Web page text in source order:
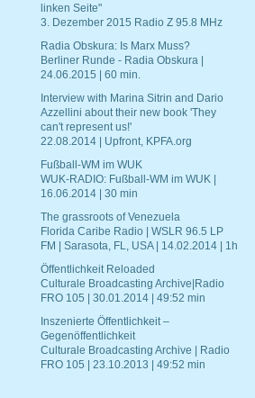
linken Seite"
3. Dezember 2015 Radio Z 95.8 MHz
Radia Obskura: Is Marx Muss?
Berliner Runde - Radia Obskura |
24.06.2015 | 60 min.
Interview with Marina Sitrin and Dario
Azzellini about their new book 'They
can't represent us!'
22.08.2014 | Upfront, KPFA.org
Fußball-WM im WUK
WUK-RADIO: Fußball-WM im WUK |
16.06.2014 | 30 min
The grassroots of Venezuela
Florida Caribe Radio | WSLR 96.5 LP
FM | Sarasota, FL, USA | 14.02.2014 | 1h
Öffentlichkeit Reloaded
Culturale Broadcasting Archive|Radio
FRO 105 | 30.01.2014 | 49:52 min
Inszenierte Öffentlichkeit –
Gegenöffentlichkeit
Culturale Broadcasting Archive | Radio
FRO 105 | 23.10.2013 | 49:52 min